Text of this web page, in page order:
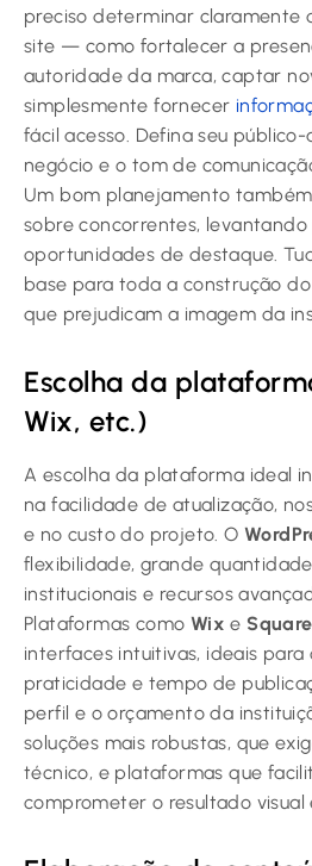
preciso determinar claramente
site — como fortalecer a
autoridade da marca, captar
simplesmente fornecer
fácil acesso. Defina seu
negócio e o tom de
Um bom planejamento
sobre concorrentes,
oportunidades de destaque.
base para toda a construção
que prejudicam a imagem da
Escolha da
Wix, etc.)
A escolha da plataforma ideal
na facilidade de atualização,
e no custo do projeto. O
flexibilidade, grande
institucionais e recursos
Plataformas como Wix e
interfaces intuitivas, ideais para
praticidade e tempo de
perfil e o orçamento da
soluções mais robustas, que
técnico, e plataformas que
comprometer o resultado visual